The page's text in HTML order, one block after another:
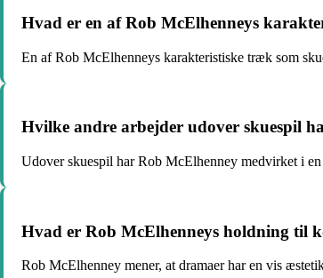
Hvad er en af Rob McElhenneys
En af Rob McElhenneys karakteristiske træk som
Hvilke andre arbejder udover skuespil
Udover skuespil har Rob McElhenney medvirket i
Hvad er Rob McElhenneys holdning til
Rob McElhenney mener, at dramaer har en vis